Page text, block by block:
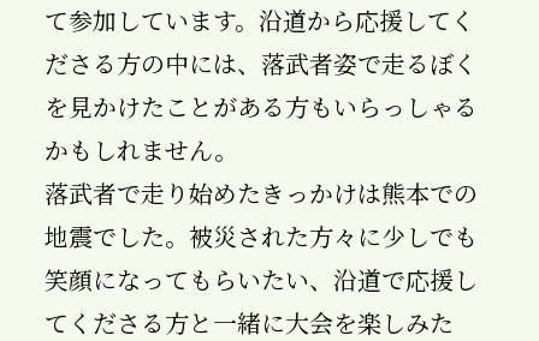
て参加しています。沿道から応援してく
ださる方の中には、落武者姿で走るぼく
を見かけたことがある方もいらっしゃる
かもしれません。
落武者で走り始めたきっかけは熊本での
地震でした。被災された方々に少しでも
笑顔になってもらいたい、沿道で応援し
てくださる方と一緒に大会を楽しみた